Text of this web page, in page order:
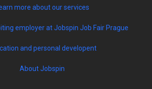
more about our services
employer at Jobspin Job Fair Prague
and personal developent
About Jobspin